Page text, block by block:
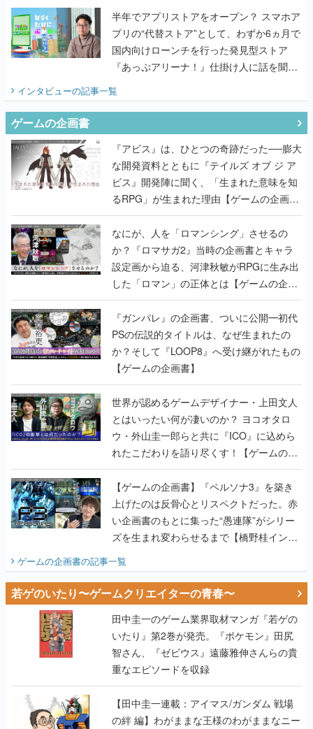
半年でアプリストアをオープン？ スマホア
プリの“代替ストア”として、わずか6ヵ月で
国内向けローンチを行った発見型ストア
『あっぷアリーナ！』仕掛け人に話を聞い
てみた
インタビューの記事一覧
ゲームの企画書
『アビス』は、ひとつの奇跡だった──膨大
な開発資料とともに『テイルズ オブ ジ ア
ビス』開発陣に聞く、「生まれた意味を知
るRPG」が生まれた理由【ゲームの企画
書】
なにが、人を「ロマンシング」させるの
か？『ロマサガ2』当時の企画書とキャラ
設定画から迫る、河津秋敏がRPGに生み出
した「ロマン」の正体とは【ゲームの企画
書】
『ガンパレ』の企画書、ついに公開━初代
PSの伝説的タイトルは、なぜ生まれたの
か？そして『LOOP8』へ受け継がれたもの
【ゲームの企画書】
世界が認めるゲームデザイナー・上田文人
とはいったい何が凄いのか？ ヨコオタロ
ウ・外山圭一郎らと共に『ICO』に込めら
れたこだわりを語り尽くす！【ゲームの企
画書】
【ゲームの企画書】『ペルソナ3』を築き
上げたのは反骨心とリスペクトだった。赤
い企画書のもとに集った“愚連隊”がシリー
ズを生まれ変わらせるまで【橋野桂インタ
ビュー】
ゲームの企画書の記事一覧
若ゲのいたり〜ゲームクリエイターの青春〜
田中圭一のゲーム業界取材マンガ『若ゲの
いたり』第2巻が発売。『ポケモン』田尻
智さん、『ゼビウス』遠藤雅伸さんらの貴
重なエピソードを収録
【田中圭一連載：アイマス/ガンダム 戦場
の絆 編】わがままな王様のわがままなニー